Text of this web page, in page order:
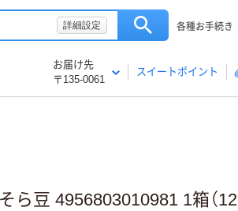
詳細設定 各種お手続き
お届け先
〒135-0061
スイートポイント
ら豆 4956803010981 1箱（12